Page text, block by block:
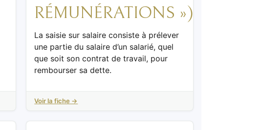
RÉMUNÉRATIONS »)
La saisie sur salaire consiste à prélever
une partie du salaire d’un salarié, quel
que soit son contrat de travail, pour
rembourser sa dette.
Voir la fiche →